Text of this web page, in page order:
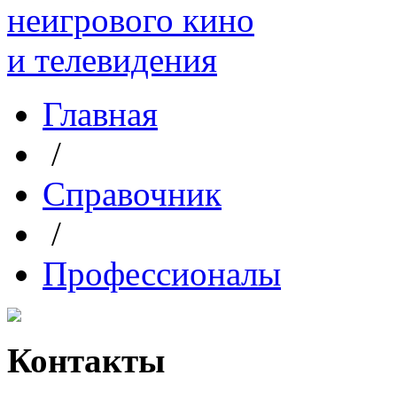
Главная
/
Справочник
/
Профессионалы
Контакты